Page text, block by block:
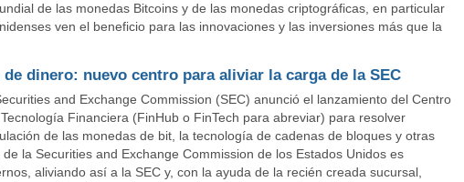
de las monedas Bitcoins y de las monedas criptográficas, en particular
ven el beneficio para las innovaciones y las inversiones más que la
dinero: nuevo centro para aliviar la carga de la SEC
and Exchange Commission (SEC) anunció el lanzamiento del Centro
Financiera (FinHub o FinTech para abreviar) para resolver
de las monedas de bit, la tecnología de cadenas de bloques y otras
la Securities and Exchange Commission de los Estados Unidos es
aliviando así a la SEC y, con la ayuda de la recién creada sucursal,